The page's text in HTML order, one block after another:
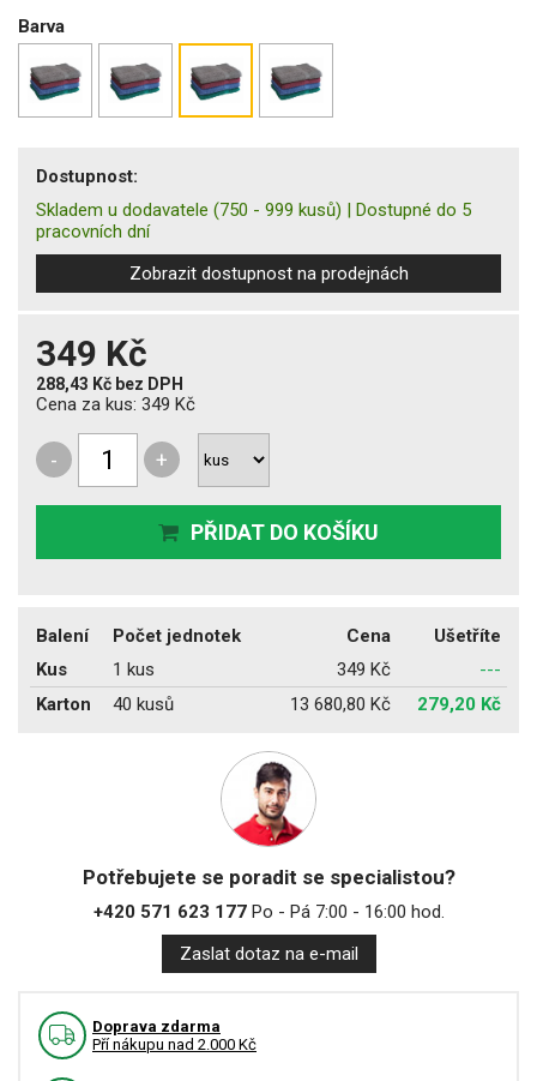
Barva
Dostupnost:
Skladem u dodavatele (750 - 999 kusů) | Dostupné do 5
pracovních dní
Zobrazit dostupnost na prodejnách
349 Kč
288,43 Kč bez DPH
Cena za kus: 349 Kč
- +
PŘIDAT DO KOŠÍKU
Balení Počet jednotek Cena
Ušetříte
Kus
1 kus 349 Kč
---
Karton
40 kusů 13 680,80 Kč 279,20 Kč
Potřebujete se poradit se specialistou?
+420 571 623 177Po - Pá 7:00 - 16:00 hod.
Zaslat dotaz na e-mail
Doprava zdarma
Pří nákupu nad 2.000 Kč